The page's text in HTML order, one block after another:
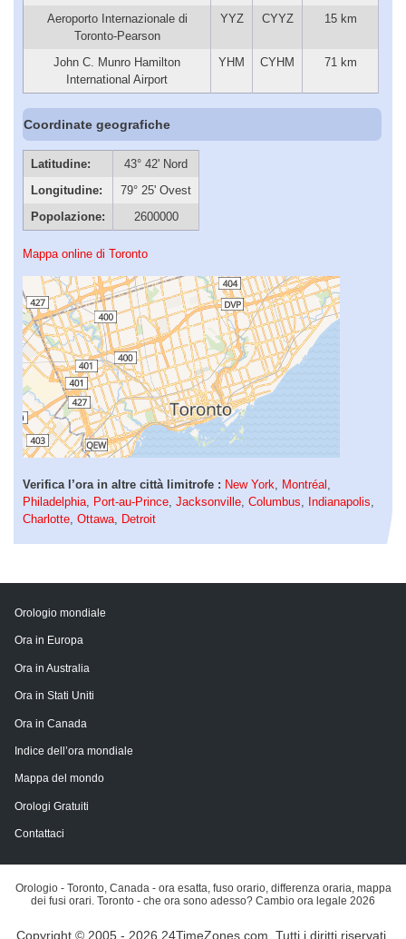
Aeroporto Internazionale di
Toronto-Pearson
YYZ CYYZ 15 km
John C. Munro Hamilton
International Airport
YHM CYHM 71 km
Coordinate geografiche
Latitudine:
43° 42' Nord
Longitudine:
79° 25' Ovest
Popolazione:
2600000
Mappa online di Toronto
Verifica l’ora in altre città limitrofe : New York, Montréal ,
Philadelphia, Port-au-Prince, Jacksonville, Columbus, Indianapolis,
Charlotte, Ottawa, Detroit
Orologio mondiale
Ora in Europa
Ora in Australia
Ora in Stati Uniti
Ora in Canada
Indice dell’ora mondiale
Mappa del mondo
Orologi Gratuiti
Contattaci
Orologio - Toronto, Canada - ora esatta, fuso orario, differenza oraria, mappa
dei fusi orari. Toronto - che ora sono adesso? Cambio ora legale 2026
Copyright © 2005 - 2026 24TimeZones.com. Tutti i diritti riservati.